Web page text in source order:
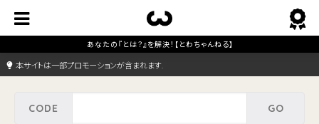
本サイトは一部プロモーションが含まれます.